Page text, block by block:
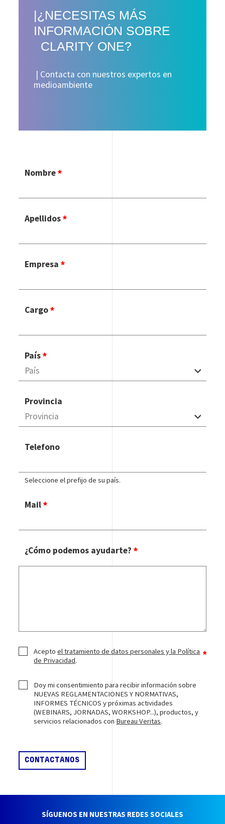
|¿NECESITAS MÁS
INFORMACIÓN SOBRE
CLARITY ONE?
| Contacta con nuestros expertos en
medioambiente
Nombre
Apellidos
Empresa
Cargo
País
Provincia
Telefono
Seleccione el prefijo de su país.
Mail
¿Cómo podemos ayudarte?
Aceptoel tratamiento de datos personales y la Política
de Privacidad.
Doy mi consentimiento para recibir información sobre
NUEVAS REGLAMENTACIONES Y NORMATIVAS,
INFORMES TÉCNICOS y próximas actividades
(WEBINARS, JORNADAS, WORKSHOP...), productos, y
servicios relacionados con Bureau Veritas.
SÍGUENOS EN NUESTRAS REDES SOCIALES